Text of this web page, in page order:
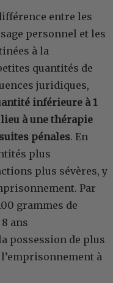
entre les
personnel et les
à la
quantités de
juridiques,
inférieure à 1
à une thérapie
pénales. En
plus
plus sévères, y
Par
grammes de
ans
possession de plus
à